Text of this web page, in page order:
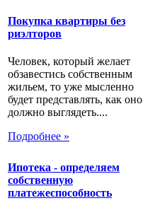
Покупка квартиры без
риэлторов
Человек, который желает
обзавестись собственным
жильем, то уже мысленно
будет представлять, как оно
должно выглядеть....
Подробнее »
Ипотека - определяем
собственную
платежеспособность